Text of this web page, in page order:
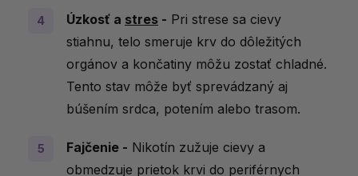
Úzkosť a stres - Pri strese sa cievy
stiahnu, telo smeruje krv do dôležitých
orgánov a končatiny môžu zostať chladné.
Tento stav môže byť sprevádzaný aj
búšením srdca, potením alebo trasom.
Fajčenie - Nikotín zužuje cievy a
obmedzuje prietok krvi do periférnych